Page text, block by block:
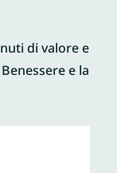
di valore e
e la